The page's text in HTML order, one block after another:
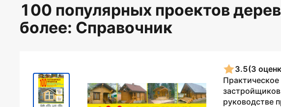
100 популярных проектов
более: Справочник
3.5(3
руководстве